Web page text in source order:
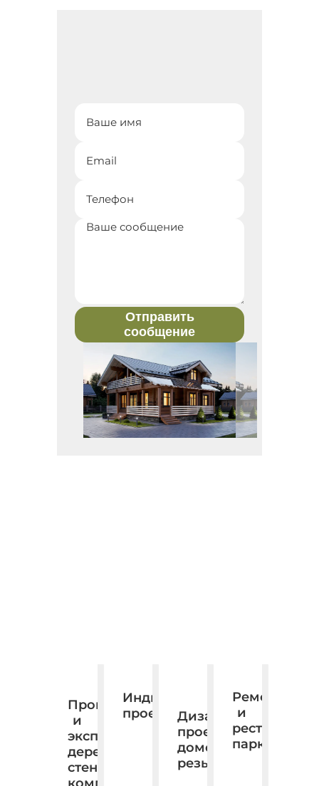
Отправить
сообщение
Производство
и
экспорт
деревянных
стеновых
Индивидуальное
проектирование.
Дизайн,
проектирование,
домовая
резьба.
Ремонт
и
паркета